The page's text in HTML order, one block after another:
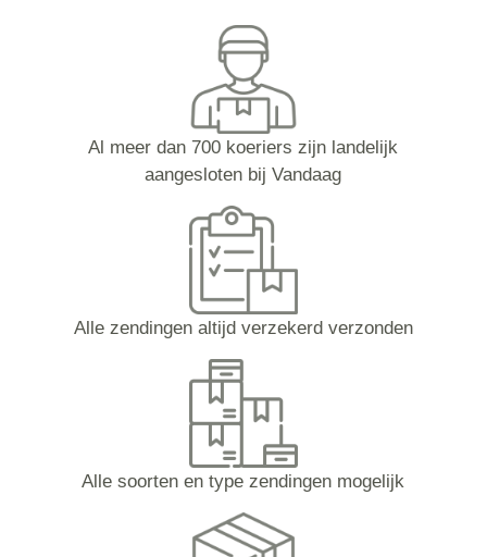
Al meer dan 700 koeriers zijn landelijk
aangesloten bij Vandaag
Alle zendingen altijd verzekerd verzonden
Alle soorten en type zendingen mogelijk